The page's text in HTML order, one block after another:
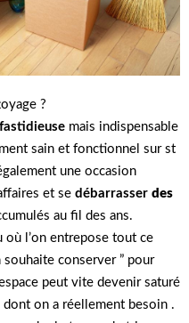
?
mais indispensable
sain et fonctionnel sur st
une occasion
et se débarrasser des
au fil des ans.
où l’on entrepose tout ce
conserver ” pour
peut vite devenir saturé
dont on a réellement besoin .